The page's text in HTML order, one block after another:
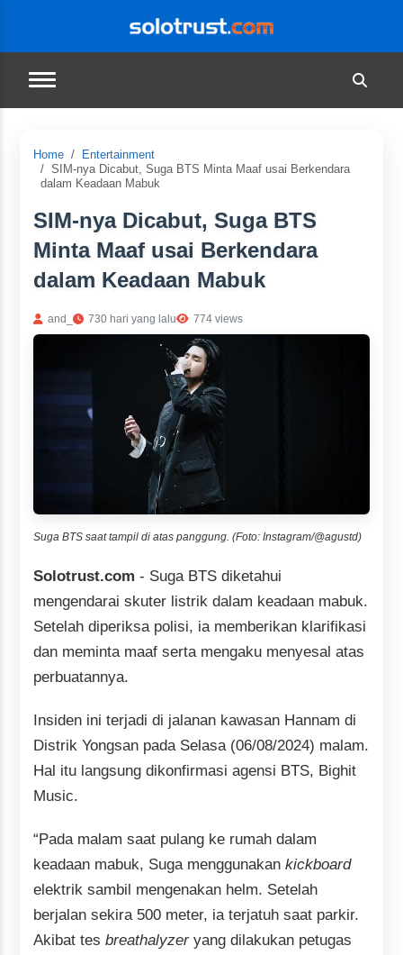
Home
Entertainment
SIM-nya Dicabut, Suga BTS Minta Maaf usai Berkendara
dalam Keadaan Mabuk
SIM-nya Dicabut, Suga BTS
Minta Maaf usai Berkendara
dalam Keadaan Mabuk
and_ 730 hari yang lalu 774 views
Suga BTS saat tampil di atas panggung. (Foto: Instagram/@agustd)
Solotrust.com- Suga BTS diketahui
mengendarai skuter listrik dalam keadaan mabuk.
Setelah diperiksa polisi, ia memberikan klarifikasi
dan meminta maaf serta mengaku menyesal atas
perbuatannya.
Insiden ini terjadi di jalanan kawasan Hannam di
Distrik Yongsan pada Selasa (06/08/2024) malam.
Hal itu langsung dikonfirmasi agensi BTS, Bighit
Music.
“Pada malam saat pulang ke rumah dalam
keadaan mabuk, Suga menggunakankickboard
elektrik sambil mengenakan helm. Setelah
berjalan sekira 500 meter, ia terjatuh saat parkir.
Akibat tesbreathalyzeryang dilakukan petugas